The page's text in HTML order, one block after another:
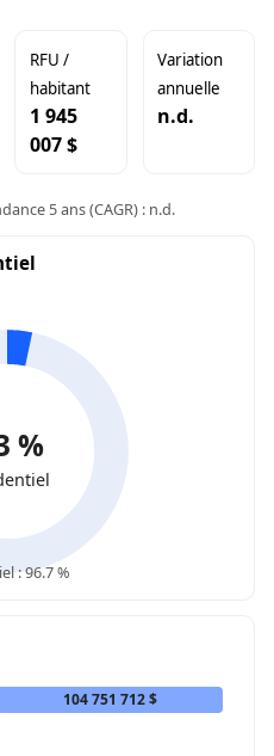
RFU /
habitant
1 945
007 $
Variation
annuelle
n.d.
5 ans (CAGR) : n.d.
%
: 96.7 %
104 751 712 $